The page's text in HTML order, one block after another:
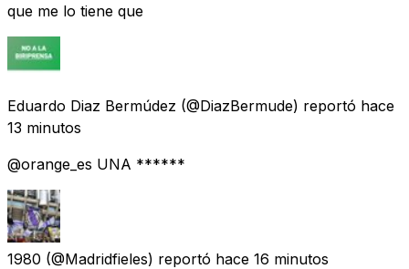
que me lo tiene que
Eduardo Diaz Bermúdez (@DiazBermude) reportó hace
13 minutos
@orange_es UNA ******
1980 (@Madridfieles) reportó hace 16 minutos